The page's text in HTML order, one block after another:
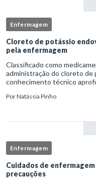
Enfermagem
Cloreto de potássio
pela enfermagem
Classificado como
administração do cloreto de
conhecimento técnico
enfermag
PorNatássia Pinho
Enfermagem
Cuidados de
precauções